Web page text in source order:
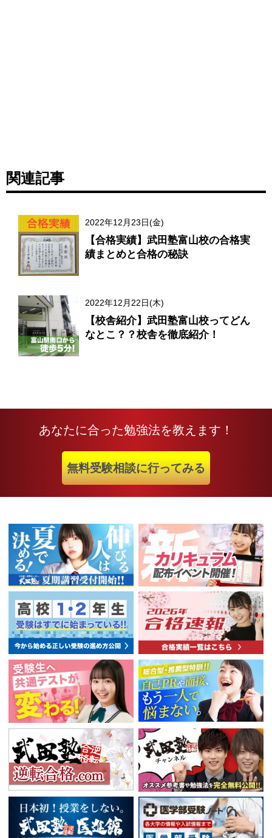
関連記事
2022年12月23日(金)
【合格実績】武田塾富山校の合格実
績まとめと合格の秘訣
2022年12月22日(木)
【校舎紹介】武田塾富山校ってどん
なとこ？？校舎を徹底紹介！
あなたに合った勉強法を教えます！
無料受験相談に行ってみる